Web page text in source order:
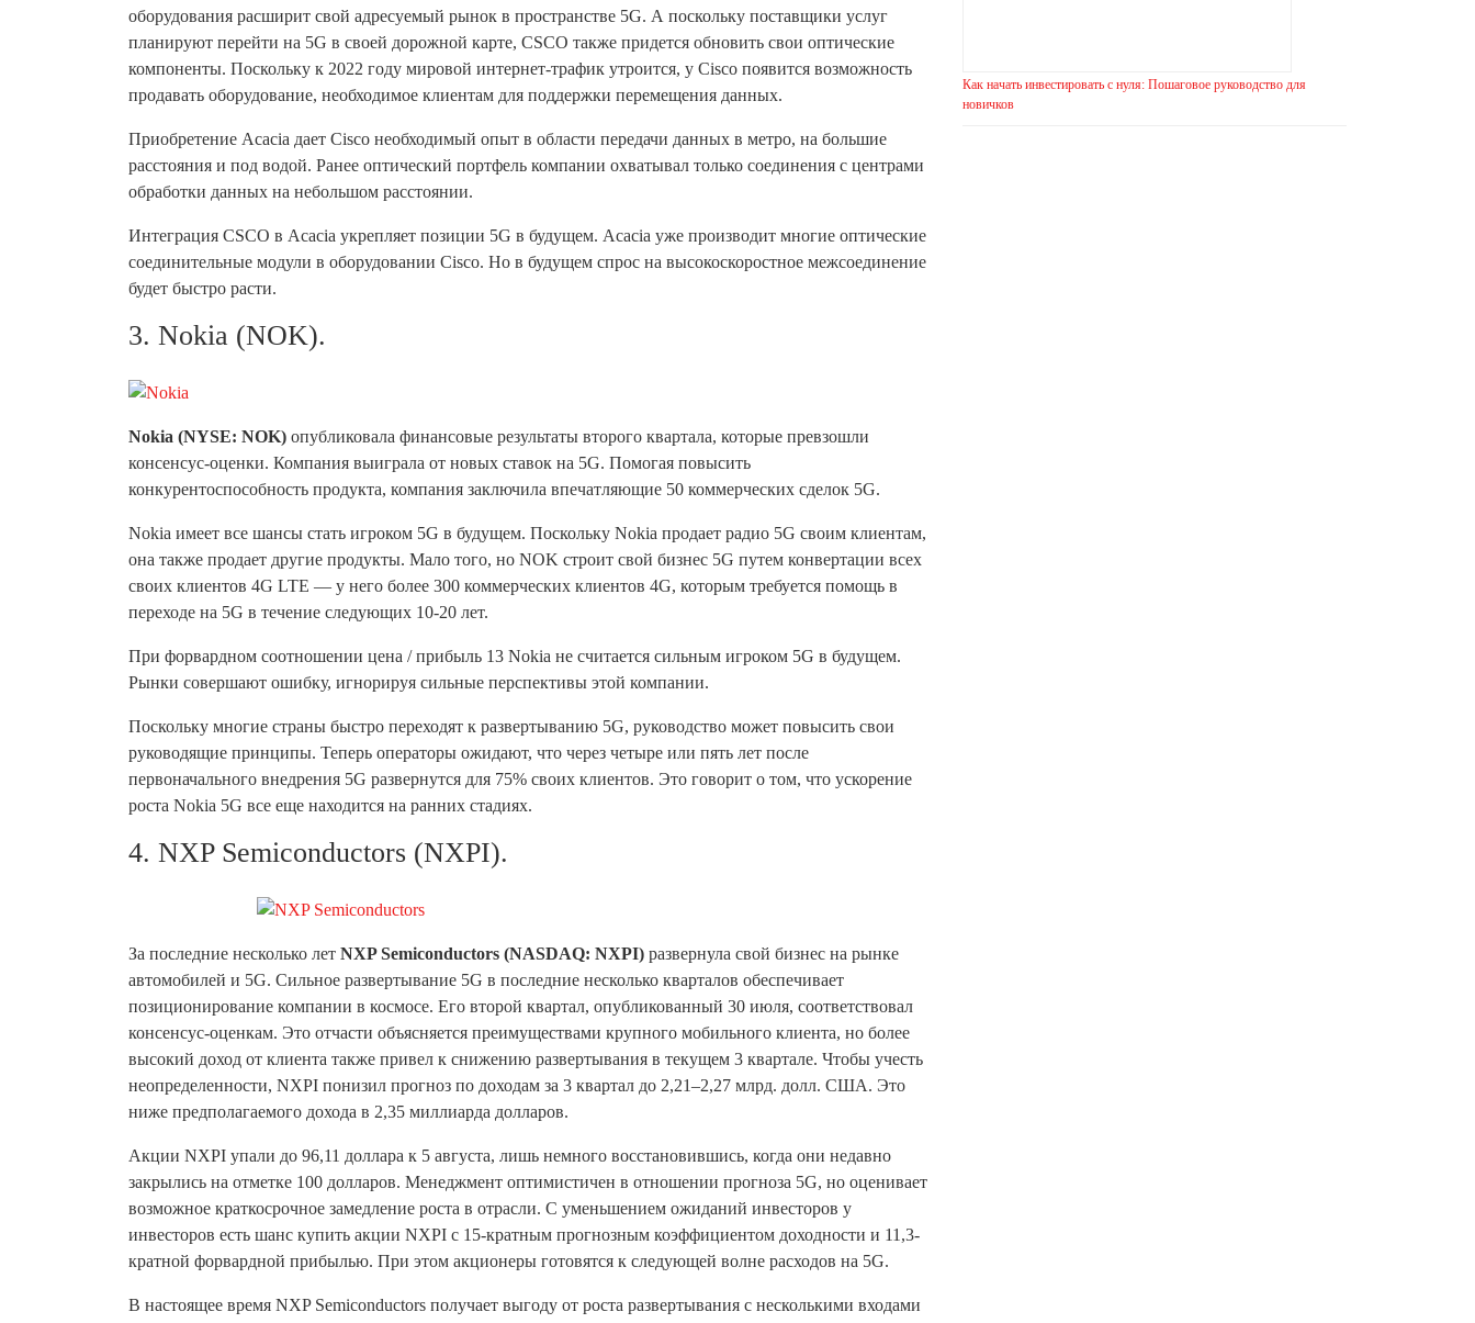
оборудования расширит свой адресуемый рынок в пространстве 5G. А поскольку поставщики услуг
планируют перейти на 5G в своей дорожной карте, CSCO также придется обновить свои оптические
компоненты. Поскольку к 2022 году мировой интернет-трафик утроится, у Cisco появится возможность
продавать оборудование, необходимое клиентам для поддержки перемещения данных.
Приобретение Acacia дает Cisco необходимый опыт в области передачи данных в метро, на большие
расстояния и под водой. Ранее оптический портфель компании охватывал только соединения с центрами
обработки данных на небольшом расстоянии.
Интеграция CSCO в Acacia укрепляет позиции 5G в будущем. Acacia уже производит многие оптические
соединительные модули в оборудовании Cisco. Но в будущем спрос на высокоскоростное межсоединение
будет быстро расти.
3. Nokia (NOK).
Nokia (NYSE: NOK) опубликовала финансовые результаты второго квартала, которые превзошли
консенсус-оценки. Компания выиграла от новых ставок на 5G. Помогая повысить
конкурентоспособность продукта, компания заключила впечатляющие 50 коммерческих сделок 5G.
Nokia имеет все шансы стать игроком 5G в будущем. Поскольку Nokia продает радио 5G своим клиентам,
она также продает другие продукты. Мало того, но NOK строит свой бизнес 5G путем конвертации всех
своих клиентов 4G LTE — у него более 300 коммерческих клиентов 4G, которым требуется помощь в
переходе на 5G в течение следующих 10-20 лет.
При форвардном соотношении цена / прибыль 13 Nokia не считается сильным игроком 5G в будущем.
Рынки совершают ошибку, игнорируя сильные перспективы этой компании.
Поскольку многие страны быстро переходят к развертыванию 5G, руководство может повысить свои
руководящие принципы. Теперь операторы ожидают, что через четыре или пять лет после
первоначального внедрения 5G развернутся для 75% своих клиентов. Это говорит о том, что ускорение
роста Nokia 5G все еще находится на ранних стадиях.
4. NXP Semiconductors (NXPI).
За последние несколько лет NXP Semiconductors (NASDAQ: NXPI) развернула свой бизнес на рынке
автомобилей и 5G. Сильное развертывание 5G в последние несколько кварталов обеспечивает
позиционирование компании в космосе. Его второй квартал, опубликованный 30 июля, соответствовал
консенсус-оценкам. Это отчасти объясняется преимуществами крупного мобильного клиента, но более
высокий доход от клиента также привел к снижению развертывания в текущем 3 квартале. Чтобы учесть
неопределенности, NXPI понизил прогноз по доходам за 3 квартал до 2,21–2,27 млрд. долл. США. Это
ниже предполагаемого дохода в 2,35 миллиарда долларов.
Акции NXPI упали до 96,11 доллара к 5 августа, лишь немного восстановившись, когда они недавно
закрылись на отметке 100 долларов. Менеджмент оптимистичен в отношении прогноза 5G, но оценивает
возможное краткосрочное замедление роста в отрасли. С уменьшением ожиданий инвесторов у
инвесторов есть шанс купить акции NXPI с 15-кратным прогнозным коэффициентом доходности и 11,3-
кратной форвардной прибылью. При этом акционеры готовятся к следующей волне расходов на 5G.
В настоящее время NXP Semiconductors получает выгоду от роста развертывания с несколькими входами
Как начать инвестировать с нуля: Пошаговое руководство для
новичков